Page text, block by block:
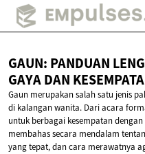
GAUN: PANDUAN
GAYADAN
Gaun merupakan salah satu jenis
di kalangan wanita. Dari acara
untuk berbagai kesempatan
membahas secara mendalam
yang tepat, dan cara merawatnya